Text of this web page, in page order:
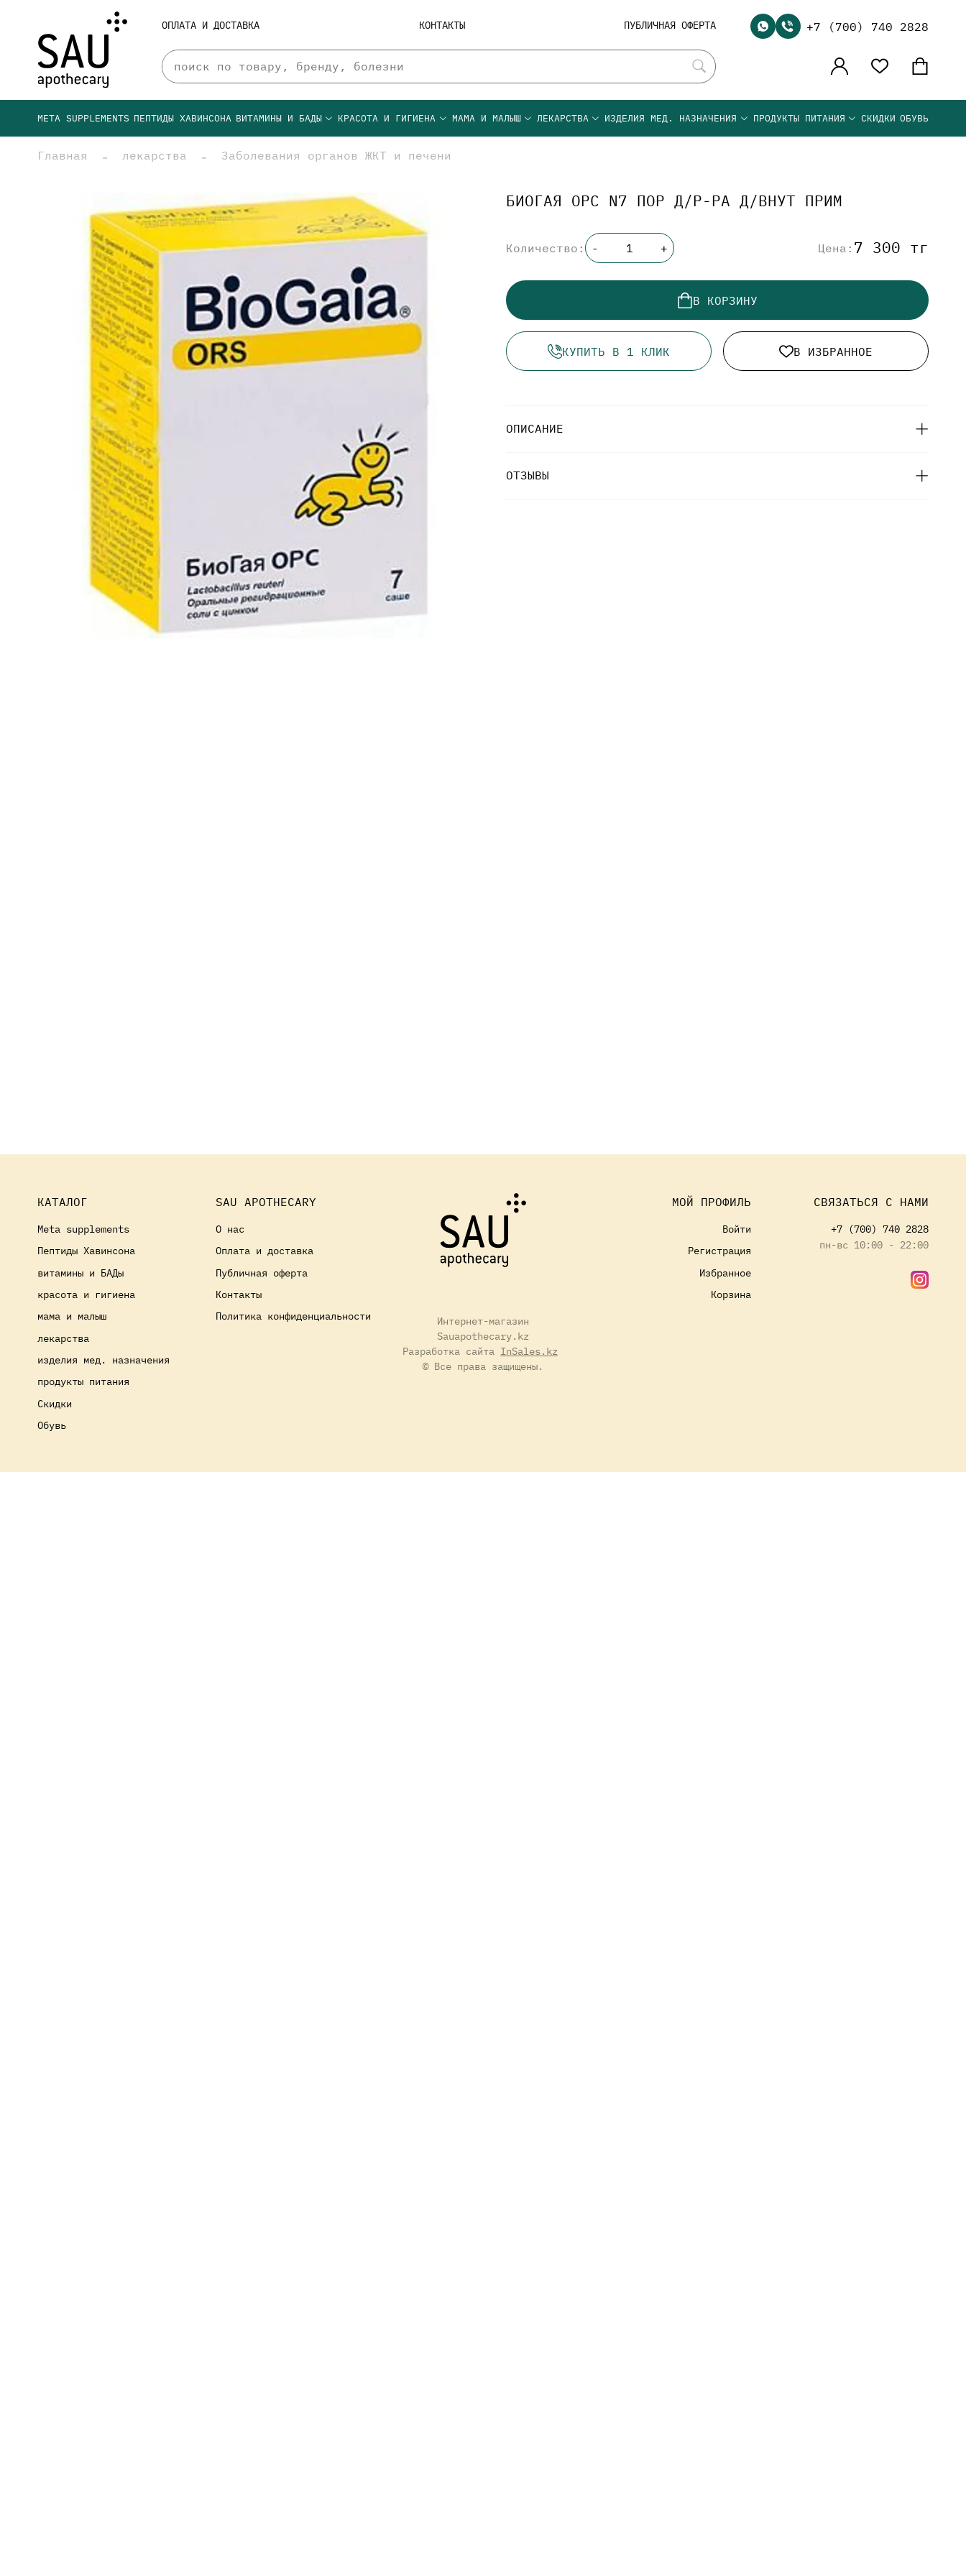
ОПЛАТА И ДОСТАВКА КОНТАКТЫ ПУБЛИЧНАЯ ОФЕРТА +7 (700) 740 2828
META SUPPLEMENTS ПЕПТИДЫ ХАВИНСОНА ВИТАМИНЫ И БАДЫ КРАСОТА И ГИГИЕНА МАМА И МАЛЫШ ЛЕКАРСТВА ИЗДЕЛИЯ МЕД. НАЗНАЧЕНИЯ ПРОДУКТЫ ПИТАНИЯ СКИДКИ ОБУВЬ
Главная лекарства Заболевания органов ЖКТ и печени
БИОГАЯ ОРС N7 ПОР Д/Р-РА Д/ВНУТ ПРИМ
Количество: - + Цена: 7 300 тг
В КОРЗИНУ
КУПИТЬ В 1 КЛИК В ИЗБРАННОЕ
ОПИСАНИЕ
ОТЗЫВЫ
КАТАЛОГ
Meta supplements
Пептиды Хавинсона
витамины и БАДы
красота и гигиена
мама и малыш
лекарства
изделия мед. назначения
продукты питания
Скидки
Обувь
SAU APOTHECARY
О нас
Оплата и доставка
Публичная оферта
Контакты
Политика конфиденциальности
Интернет-магазин
Sauapothecary.kz
Разработка сайта InSales.kz
© Все права защищены.
МОЙ ПРОФИЛЬ
Войти
Регистрация
Избранное
Корзина
СВЯЗАТЬСЯ С НАМИ
+7 (700) 740 2828
пн-вс 10:00 - 22:00